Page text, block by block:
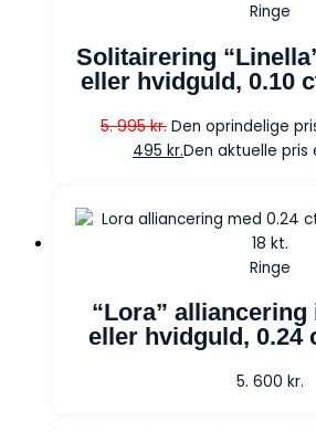
Ringe
Solitairering
eller hvidguld, 0.10
5. 995kr. Den oprindelige
495 kr.Den aktuelle pris
Ringe
“Lora” alliancering
eller hvidguld, 0.24
5. 600 kr.